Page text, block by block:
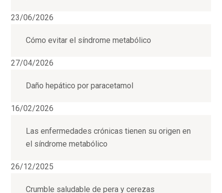
23/06/2026
Cómo evitar el síndrome metabólico
27/04/2026
Daño hepático por paracetamol
16/02/2026
Las enfermedades crónicas tienen su origen en
el síndrome metabólico
26/12/2025
Crumble saludable de pera y cerezas